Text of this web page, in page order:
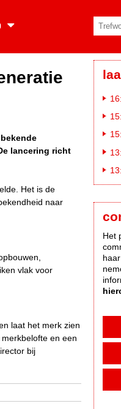
lancering richt
Het is de
naar
vlak voor
laat het merk zien
en een
bij
Het